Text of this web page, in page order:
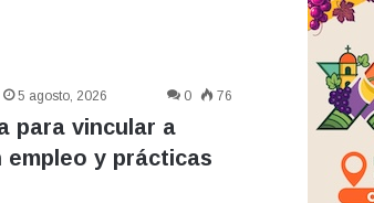
5 agosto, 2026 0 76
para vincular a
y prácticas